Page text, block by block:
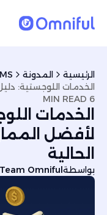
الرئيسية المدونة
6 MIN READ
الخدمات
لأفضل
الحالية
بواسطةTeam Omniful